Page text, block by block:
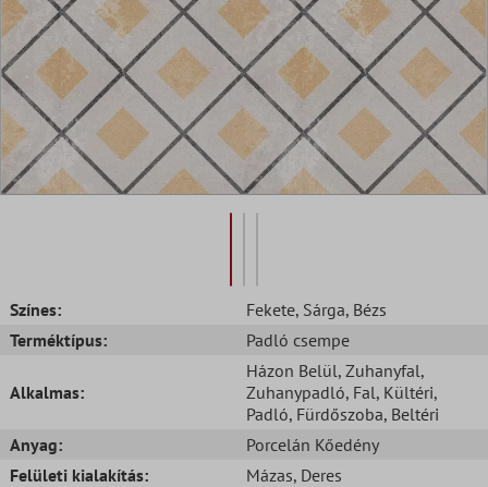
Színes: Fekete, Sárga, Bézs
Terméktípus:
Padló csempe
Alkalmas:
Házon Belül, Zuhanyfal,
Zuhanypadló, Fal, Kültéri,
Padló, Fürdőszoba, Beltéri
Anyag:
Porcelán Kőedény
Felületi kialakítás:
Mázas, Deres